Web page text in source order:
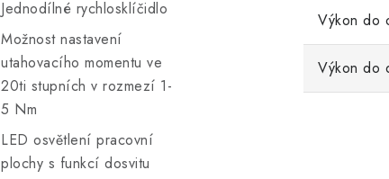
Jednodílné rychlosklíčidlo
Možnost nastavení
utahovacího momentu ve
20ti stupních v rozmezí 1-
5 Nm
LED osvětlení pracovní
plochy s funkcí dosvitu
Výkon do
Výkon do